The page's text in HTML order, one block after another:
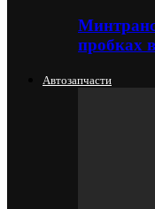
пробках
Автозапчасти